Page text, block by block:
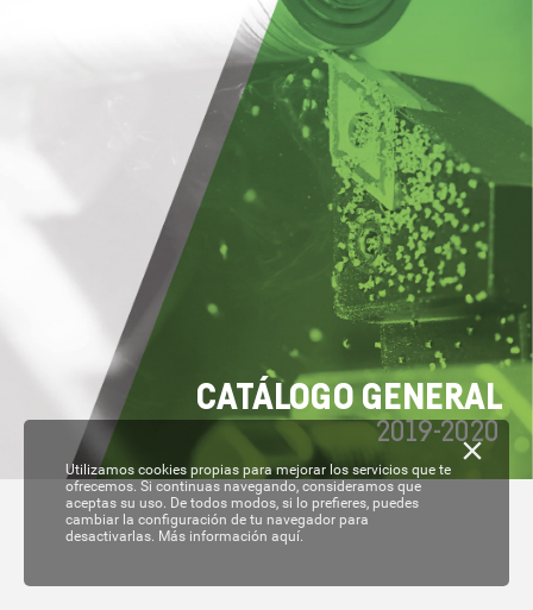
2019-2020
CATÁLOGO GENERAL
Utilizamos cookies propias para mejorar los servicios que te
ofrecemos. Si continuas navegando, consideramos que
aceptas su uso. De todos modos, si lo prefieres, puedes
cambiar la configuración de tu navegador para
desactivarlas. Más información aquí.